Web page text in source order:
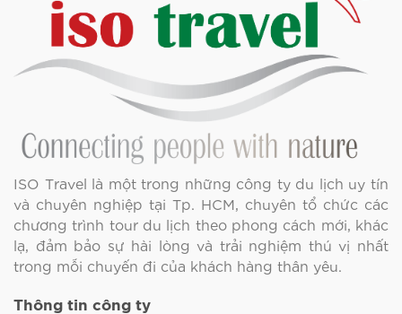
ISO Travel là một trong những công ty du lịch uy tín
và chuyên nghiệp tại Tp. HCM, chuyên tổ chức các
chương trình tour du lịch theo phong cách mới, khác
lạ, đảm bảo sự hài lòng và trải nghiệm thú vị nhất
trong mỗi chuyến đi của khách hàng thân yêu.
Thông tin công ty